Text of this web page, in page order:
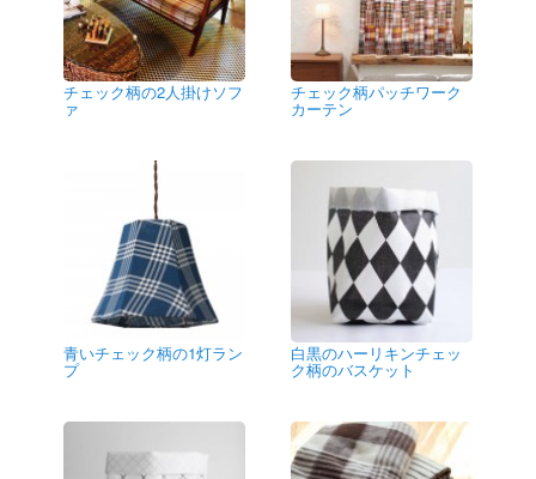
チェック柄の2人掛けソフ
ァ
チェック柄パッチワーク
カーテン
青いチェック柄の1灯ラン
プ
白黒のハーリキンチェッ
ク柄のバスケット